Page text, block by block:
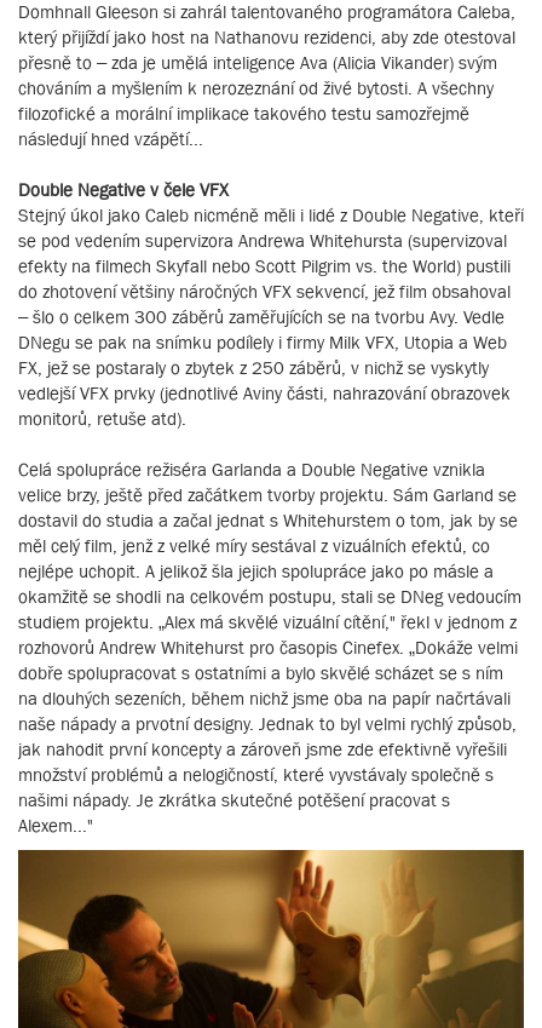
Domhnall Gleeson si zahrál talentovaného programátora Caleba,
který přijíždí jako host na Nathanovu rezidenci, aby zde otestoval
přesně to – zda je umělá inteligence Ava (Alicia Vikander) svým
chováním a myšlením k nerozeznání od živé bytosti. A všechny
filozofické a morální implikace takového testu samozřejmě
následují hned vzápětí...
Double Negative v čele VFX
Stejný úkol jako Caleb nicméně měli i lidé z Double Negative, kteří
se pod vedením supervizora Andrewa Whitehursta (supervizoval
efekty na filmech Skyfall nebo Scott Pilgrim vs. the World) pustili
do zhotovení většiny náročných VFX sekvencí, jež film obsahoval
– šlo o celkem 300 záběrů zaměřujících se na tvorbu Avy. Vedle
DNegu se pak na snímku podílely i firmy Milk VFX, Utopia a Web
FX, jež se postaraly o zbytek z 250 záběrů, v nichž se vyskytly
vedlejší VFX prvky (jednotlivé Aviny části, nahrazování obrazovek
monitorů, retuše atd).
Celá spolupráce režiséra Garlanda a Double Negative vznikla
velice brzy, ještě před začátkem tvorby projektu. Sám Garland se
dostavil do studia a začal jednat s Whitehurstem o tom, jak by se
měl celý film, jenž z velké míry sestával z vizuálních efektů, co
nejlépe uchopit. A jelikož šla jejich spolupráce jako po másle a
okamžitě se shodli na celkovém postupu, stali se DNeg vedoucím
studiem projektu. „Alex má skvělé vizuální cítění," řekl v jednom z
rozhovorů Andrew Whitehurst pro časopis Cinefex. „Dokáže velmi
dobře spolupracovat s ostatními a bylo skvělé scházet se s ním
na dlouhých sezeních, během nichž jsme oba na papír načrtávali
naše nápady a prvotní designy. Jednak to byl velmi rychlý způsob,
jak nahodit první koncepty a zároveň jsme zde efektivně vyřešili
množství problémů a nelogičností, které vyvstávaly společně s
našimi nápady. Je zkrátka skutečné potěšení pracovat s
Alexem..."